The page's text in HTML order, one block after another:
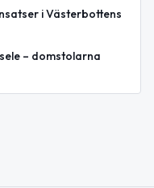
i Västerbottens
– domstolarna